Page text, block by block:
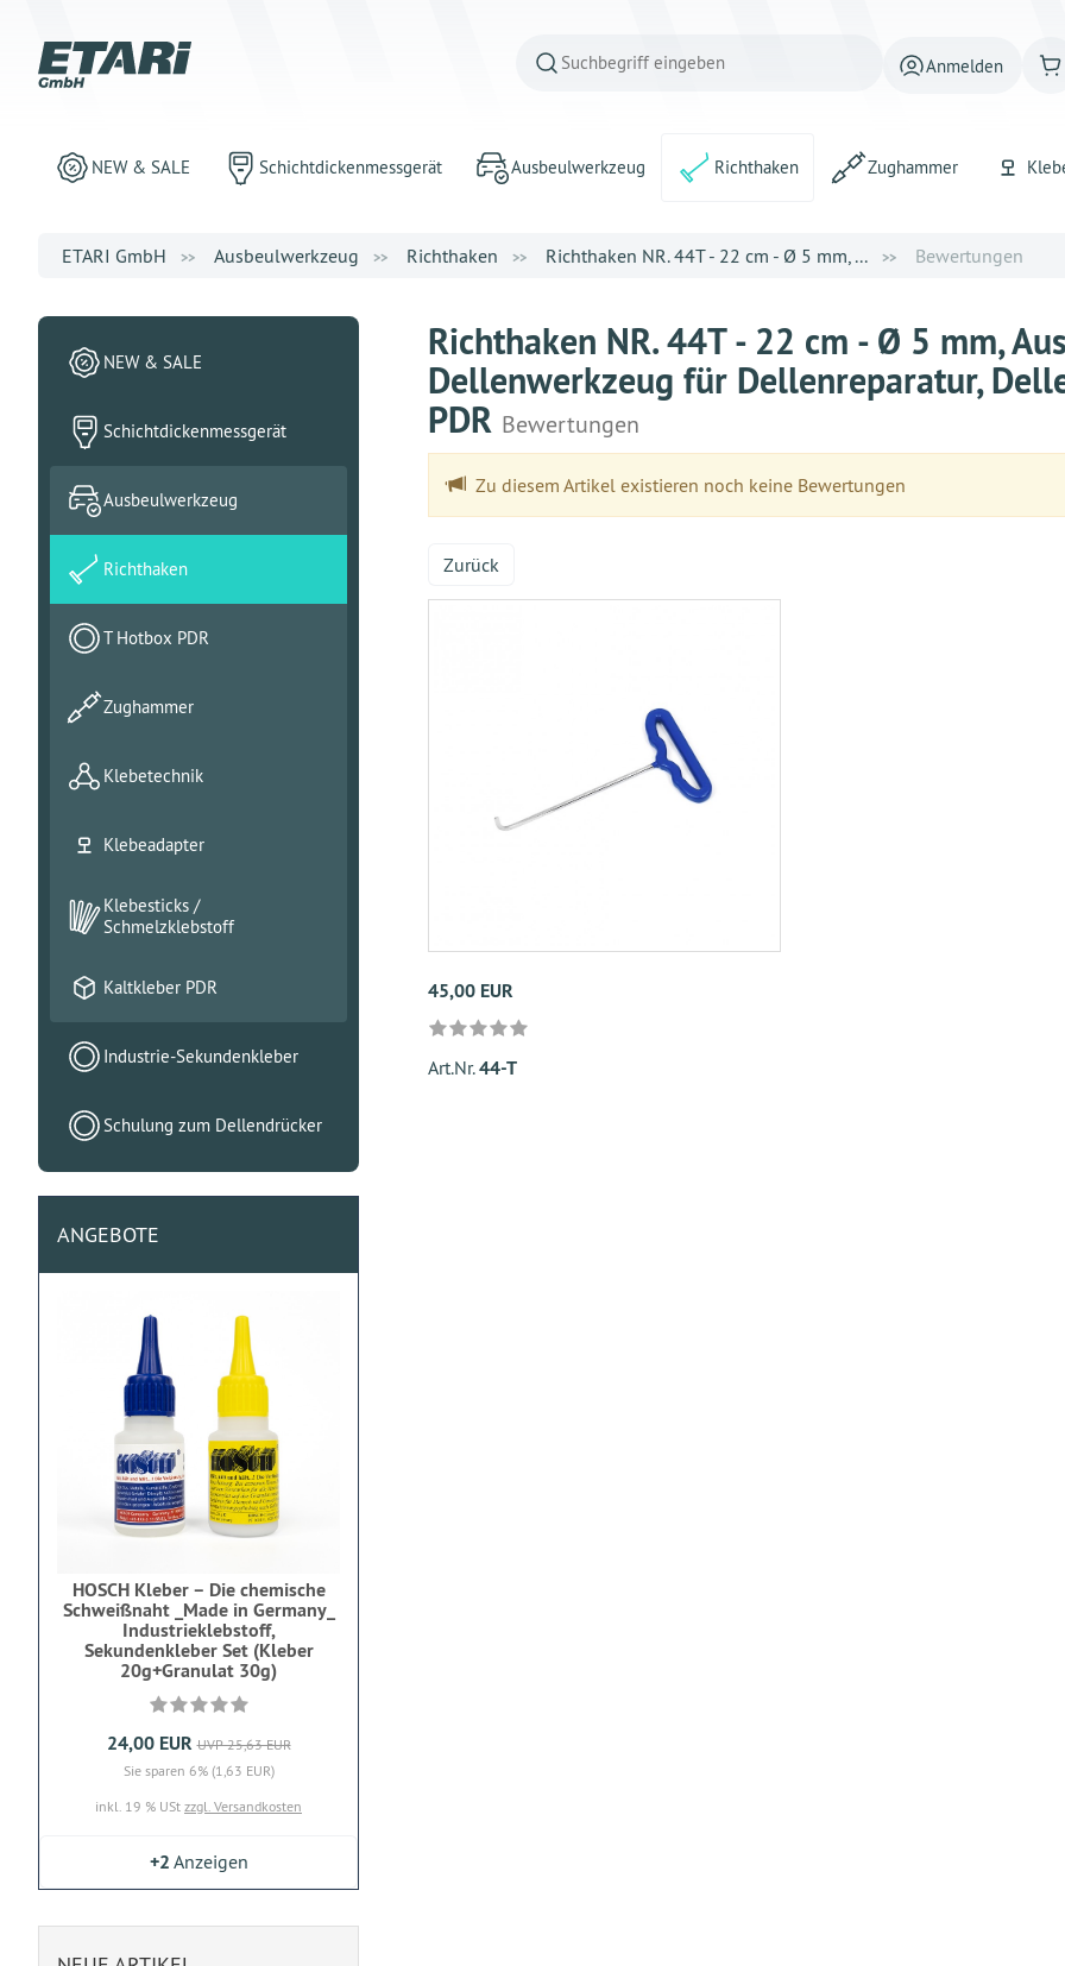
Anmelden
NEW & SALE Schichtdickenmessgerät Ausbeulwerkzeug Richthaken Zughammer
ETARI GmbH Ausbeulwerkzeug Richthaken Richthaken NR. 44T - 22 cm - Ø 5 mm, ... Bewertungen
Richthaken NR. 44T - 22 cm - Ø 5 mm,
Dellenwerkzeug für Dellenreparatur,
PDR Bewertungen
Zu diesem Artikel existieren noch keine Bewertungen
Zurück
45,00 EUR
Art.Nr.44-T
NEW & SALE
Schichtdickenmessgerät
Ausbeulwerkzeug
Richthaken
T Hotbox PDR
Zughammer
Klebetechnik
Klebeadapter
Klebesticks /
Schmelzklebstoff
Kaltkleber PDR
Industrie-Sekundenkleber
Schulung zum Dellendrücker
ANGEBOTE
HOSCH Kleber – Die chemische
Schweißnaht _Made in Germany_
Industrieklebstoff,
Sekundenkleber Set (Kleber
20g+Granulat 30g)
24,00 EUR UVP 25,63 EUR
Sie sparen 6% (1,63 EUR)
inkl. 19 % USt zzgl. Versandkosten
+2 Anzeigen